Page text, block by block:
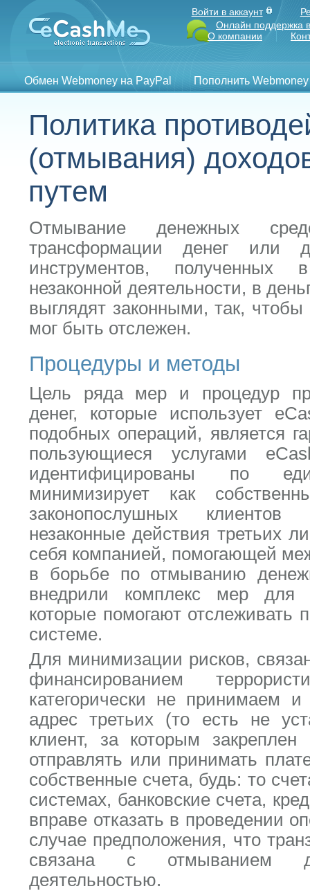
Войти в аккаунт
Онлайн поддержка
О компании
Обмен Webmoney на PayPal Пополнить Webmoney
Политика
(отмывания)
путем
Отмывание денежных
трансформации денег или
инструментов, полученных
незаконной деятельности, в
выглядят законными, так,
мог быть отслежен.
Процедуры и методы
Цель ряда мер и процедур
денег, которые использует
подобных операций, является
пользующиеся услугами
идентифицированы по
минимизирует как
законопослушных
незаконные действия третьих
себя компанией, помогающей
в борьбе по отмыванию
внедрили комплекс мер для
которые помогают отслеживать
системе.
Для минимизации рисков,
финансированием
категорически не принимаем
адрес третьих (то есть не
клиент, за которым закреплен
отправлять или принимать
собственные счета, будь: то
системах, банковские счета,
вправе отказать в проведении
случае предположения, что
связана с отмыванием
деятельностью.